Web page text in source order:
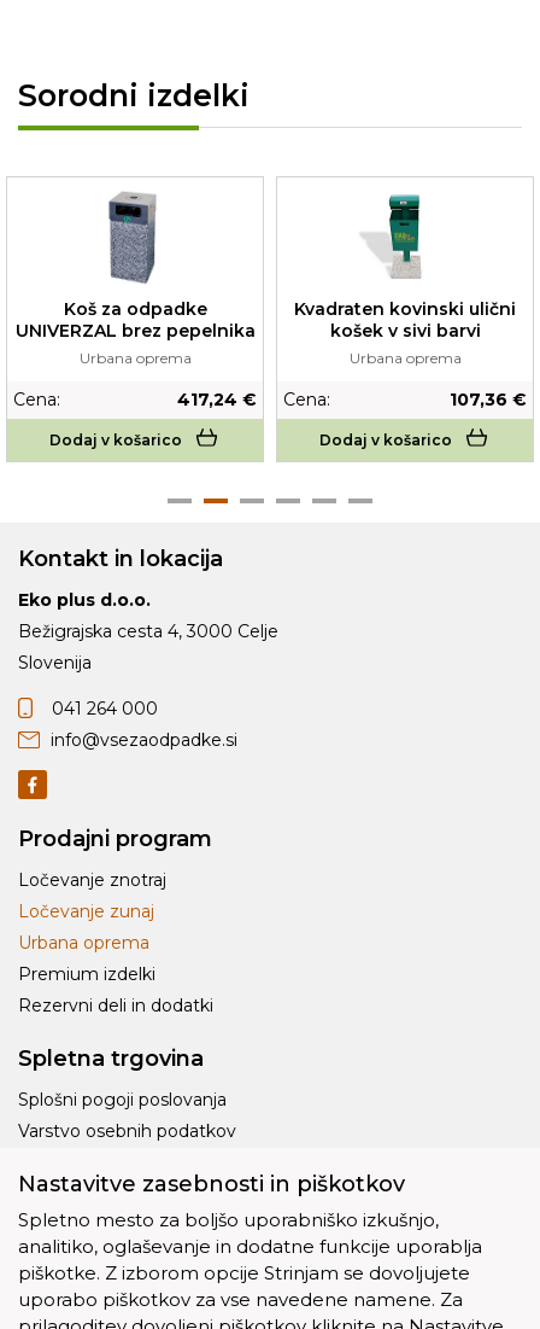
Sorodni izdelki
Koš za odpadke
UNIVERZAL brez pepelnika
Urbana oprema
Cena: 417,24 €
Dodaj v košarico
Kvadraten kovinski ulični
košek v sivi barvi
Urbana oprema
Cena: 107,36 €
Dodaj v košarico
Kontakt in lokacija
Eko plus d.o.o.
Bežigrajska cesta 4, 3000 Celje
Slovenija
041 264 000
info@vsezaodpadke.si
Prodajni program
Ločevanje znotraj
Ločevanje zunaj
Urbana oprema
Premium izdelki
Rezervni deli in dodatki
Spletna trgovina
Splošni pogoji poslovanja
Varstvo osebnih podatkov
Piškotki
Nastavitve zasebnosti in piškotkov
Spletno mesto za boljšo uporabniško izkušnjo,
analitiko, oglaševanje in dodatne funkcije uporablja
piškotke. Z izborom opcije Strinjam se dovoljujete
uporabo piškotkov za vse navedene namene. Za